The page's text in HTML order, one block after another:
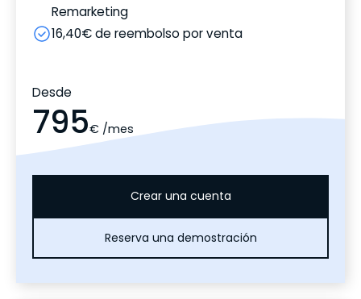
Remarketing
16,40€ de reembolso por venta
Desde
795€ /mes
Crear una cuenta
Reserva una demostración